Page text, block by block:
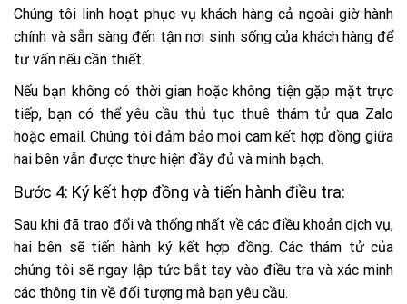
Chúng tôi linh hoạt phục vụ khách hàng cả ngoài giờ hành
chính và sẵn sàng đến tận nơi sinh sống của khách hàng để
tư vấn nếu cần thiết.
Nếu bạn không có thời gian hoặc không tiện gặp mặt trực
tiếp, bạn có thể yêu cầu thủ tục thuê thám tử qua Zalo
hoặc email. Chúng tôi đảm bảo mọi cam kết hợp đồng giữa
hai bên vẫn được thực hiện đầy đủ và minh bạch.
Bước 4: Ký kết hợp đồng và tiến hành điều tra:
Sau khi đã trao đổi và thống nhất về các điều khoản dịch vụ,
hai bên sẽ tiến hành ký kết hợp đồng. Các thám tử của
chúng tôi sẽ ngay lập tức bắt tay vào điều tra và xác minh
các thông tin về đối tượng mà bạn yêu cầu.